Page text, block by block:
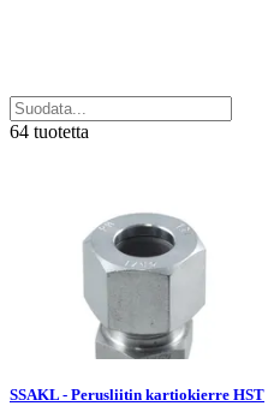
64 tuotetta
SSAKL - Perusliitin kartiokierre HST